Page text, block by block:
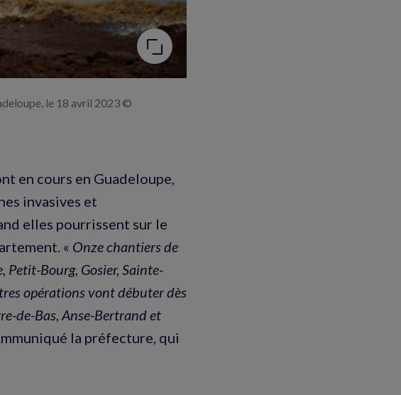
le 18 avril 2023 ©
en cours en Guadeloupe,
invasives et
elles pourrissent sur le
« Onze chantiers de
Petit-Bourg, Gosier, Sainte-
opérations vont débuter dès
de-Bas, Anse-Bertrand et
la préfecture, qui